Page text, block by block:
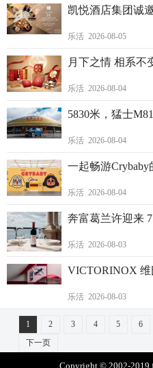
凯悦酒店集团诚
乐活 2026-08-05
月下之情 相系不
乐活 2026-08-04
5830米，猛士
乐活 2026-08-04
一起畅游Crybaby
乐活 2026-08-04
奔富葛兰许迎来
乐活 2026-08-03
VICTORINOX 维
乐活 2026-08-03
1 2 3 4 5 6
下一页
Copyright © 2002-2019